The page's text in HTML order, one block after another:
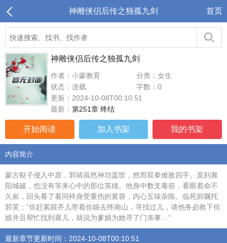
神雕侠侣后传之独孤九剑 首页
神雕侠侣后传之独孤九剑
作者：小蒙教育
分类：女生
状态：连载
字数：0
更新：2024-10-08T00:10:51
最新： 第251章 终结
开始阅读 加入书架 我的书架
内容简介
蒙古鞑子侵入中原，郭靖虽然神功盖世，然而双拳难敌四手。直到襄
阳城破，也没有等来心中的那位英雄。他身中数支毒箭，看眼着命不
久矣，回头看了看同样身受重伤的黄蓉，内心五味杂陈。临死前嘱托
郭芙：“你赶紧跟齐儿带着你娘去终南山，寻找过儿，请他务必救下你
娘并且帮忙找到襄儿，就说为爹娘为她寻了门亲事…”
最新章节更新时间：2024-10-08T00:10:51